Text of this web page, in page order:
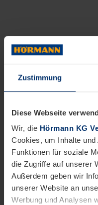
Zustimmung
Diese Webseite
Wir, die Hörmann KG
Cookies, um Inhalte
Funktionen für soziale
die Zugriffe auf unserer
Außerdem geben wir
unserer Website an
Werbung und Analysen